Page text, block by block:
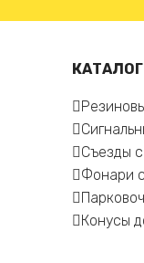
КАТАЛОГ
Съезды
Фонари
Конусы